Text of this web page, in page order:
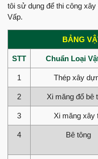
tôi sử dụng để thi công
Vấp.
BẢNG
STT Chuẩn Loại
1 Thép xây
2 Xi măng đổ bê
3 Xi măng xây
4 Bê tông